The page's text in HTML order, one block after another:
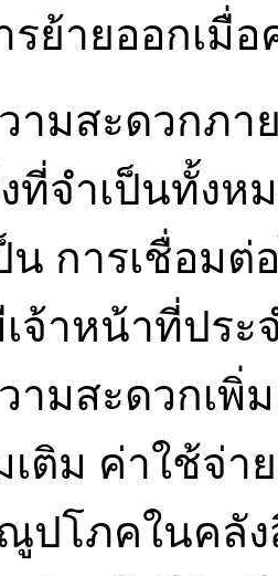
รย้ายออกเ
ามสะดวกภา
ที่จำเป็นทั้งห
น การเชื่อมต่
จ้าหน้าที่ประ
ามสะดวกเพิ่
เติม ค่าใช้จ่
ปโภคในคลั